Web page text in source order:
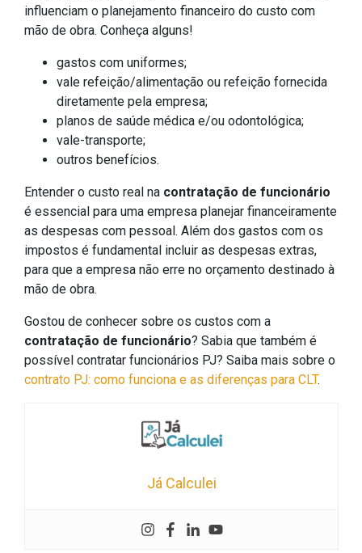
influenciam o planejamento financeiro do custo com
mão de obra. Conheça alguns!
gastos com uniformes;
vale refeição/alimentação ou refeição fornecida
diretamente pela empresa;
planos de saúde médica e/ou odontológica;
vale-transporte;
outros benefícios.
Entender o custo real na contratação de funcionário
é essencial para uma empresa planejar financeiramente
as despesas com pessoal. Além dos gastos com os
impostos é fundamental incluir as despesas extras,
para que a empresa não erre no orçamento destinado à
mão de obra.
Gostou de conhecer sobre os custos com a
contratação de funcionário? Sabia que também é
possível contratar funcionários PJ? Saiba mais sobre o
contrato PJ: como funciona e as diferenças para CLT.
Já Calculei